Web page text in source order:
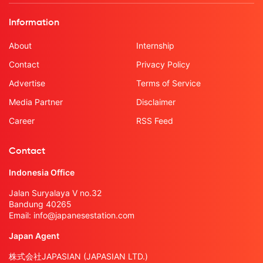
Information
About
Contact
Advertise
Media Partner
Career
Internship
Privacy Policy
Terms of Service
Disclaimer
RSS Feed
Contact
Indonesia Office
Jalan Suryalaya V no.32
Bandung 40265
Email: info@japanesestation.com
Japan Agent
株式会社JAPASIAN (JAPASIAN LTD.)